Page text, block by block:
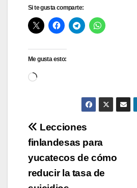
Si te gusta comparte:
Me gusta esto:
Cargando...
Navegación
de
entradas
Lecciones
finlandesas para
yucatecos de cómo
reducir la tasa de